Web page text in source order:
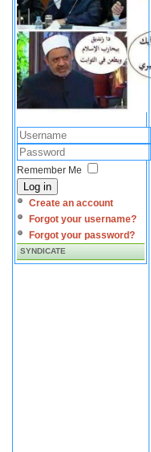
Remember Me
Log in
Create an account
Forgot your username?
Forgot your password?
SYNDICATE